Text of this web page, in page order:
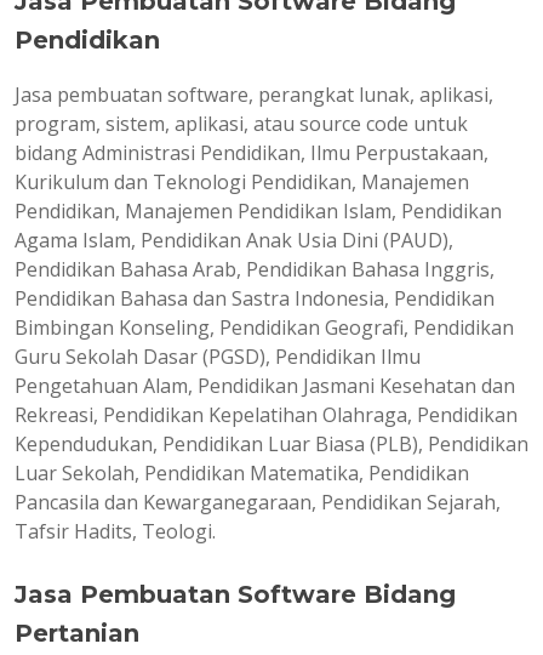
Pendidikan
Jasa pembuatan software, perangkat lunak, aplikasi,
program, sistem, aplikasi, atau source code untuk
bidang Administrasi Pendidikan, Ilmu Perpustakaan,
Kurikulum dan Teknologi Pendidikan, Manajemen
Pendidikan, Manajemen Pendidikan Islam, Pendidikan
Agama Islam, Pendidikan Anak Usia Dini (PAUD),
Pendidikan Bahasa Arab, Pendidikan Bahasa Inggris,
Pendidikan Bahasa dan Sastra Indonesia, Pendidikan
Bimbingan Konseling, Pendidikan Geografi, Pendidikan
Guru Sekolah Dasar (PGSD), Pendidikan Ilmu
Pengetahuan Alam, Pendidikan Jasmani Kesehatan dan
Rekreasi, Pendidikan Kepelatihan Olahraga, Pendidikan
Kependudukan, Pendidikan Luar Biasa (PLB), Pendidikan
Luar Sekolah, Pendidikan Matematika, Pendidikan
Pancasila dan Kewarganegaraan, Pendidikan Sejarah,
Tafsir Hadits, Teologi.
Jasa Pembuatan Software Bidang
Pertanian